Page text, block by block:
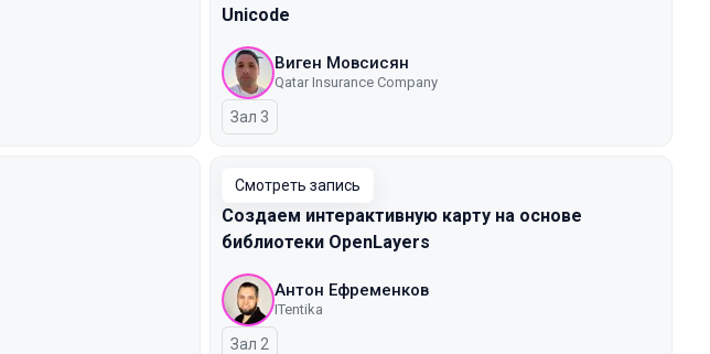
Unicode
Виген Мовсисян
Qatar Insurance Company
Зал 3
Смотреть запись
Создаем интерактивную карту на основе
библиотеки OpenLayers
Антон Ефременков
ITentika
Зал 2